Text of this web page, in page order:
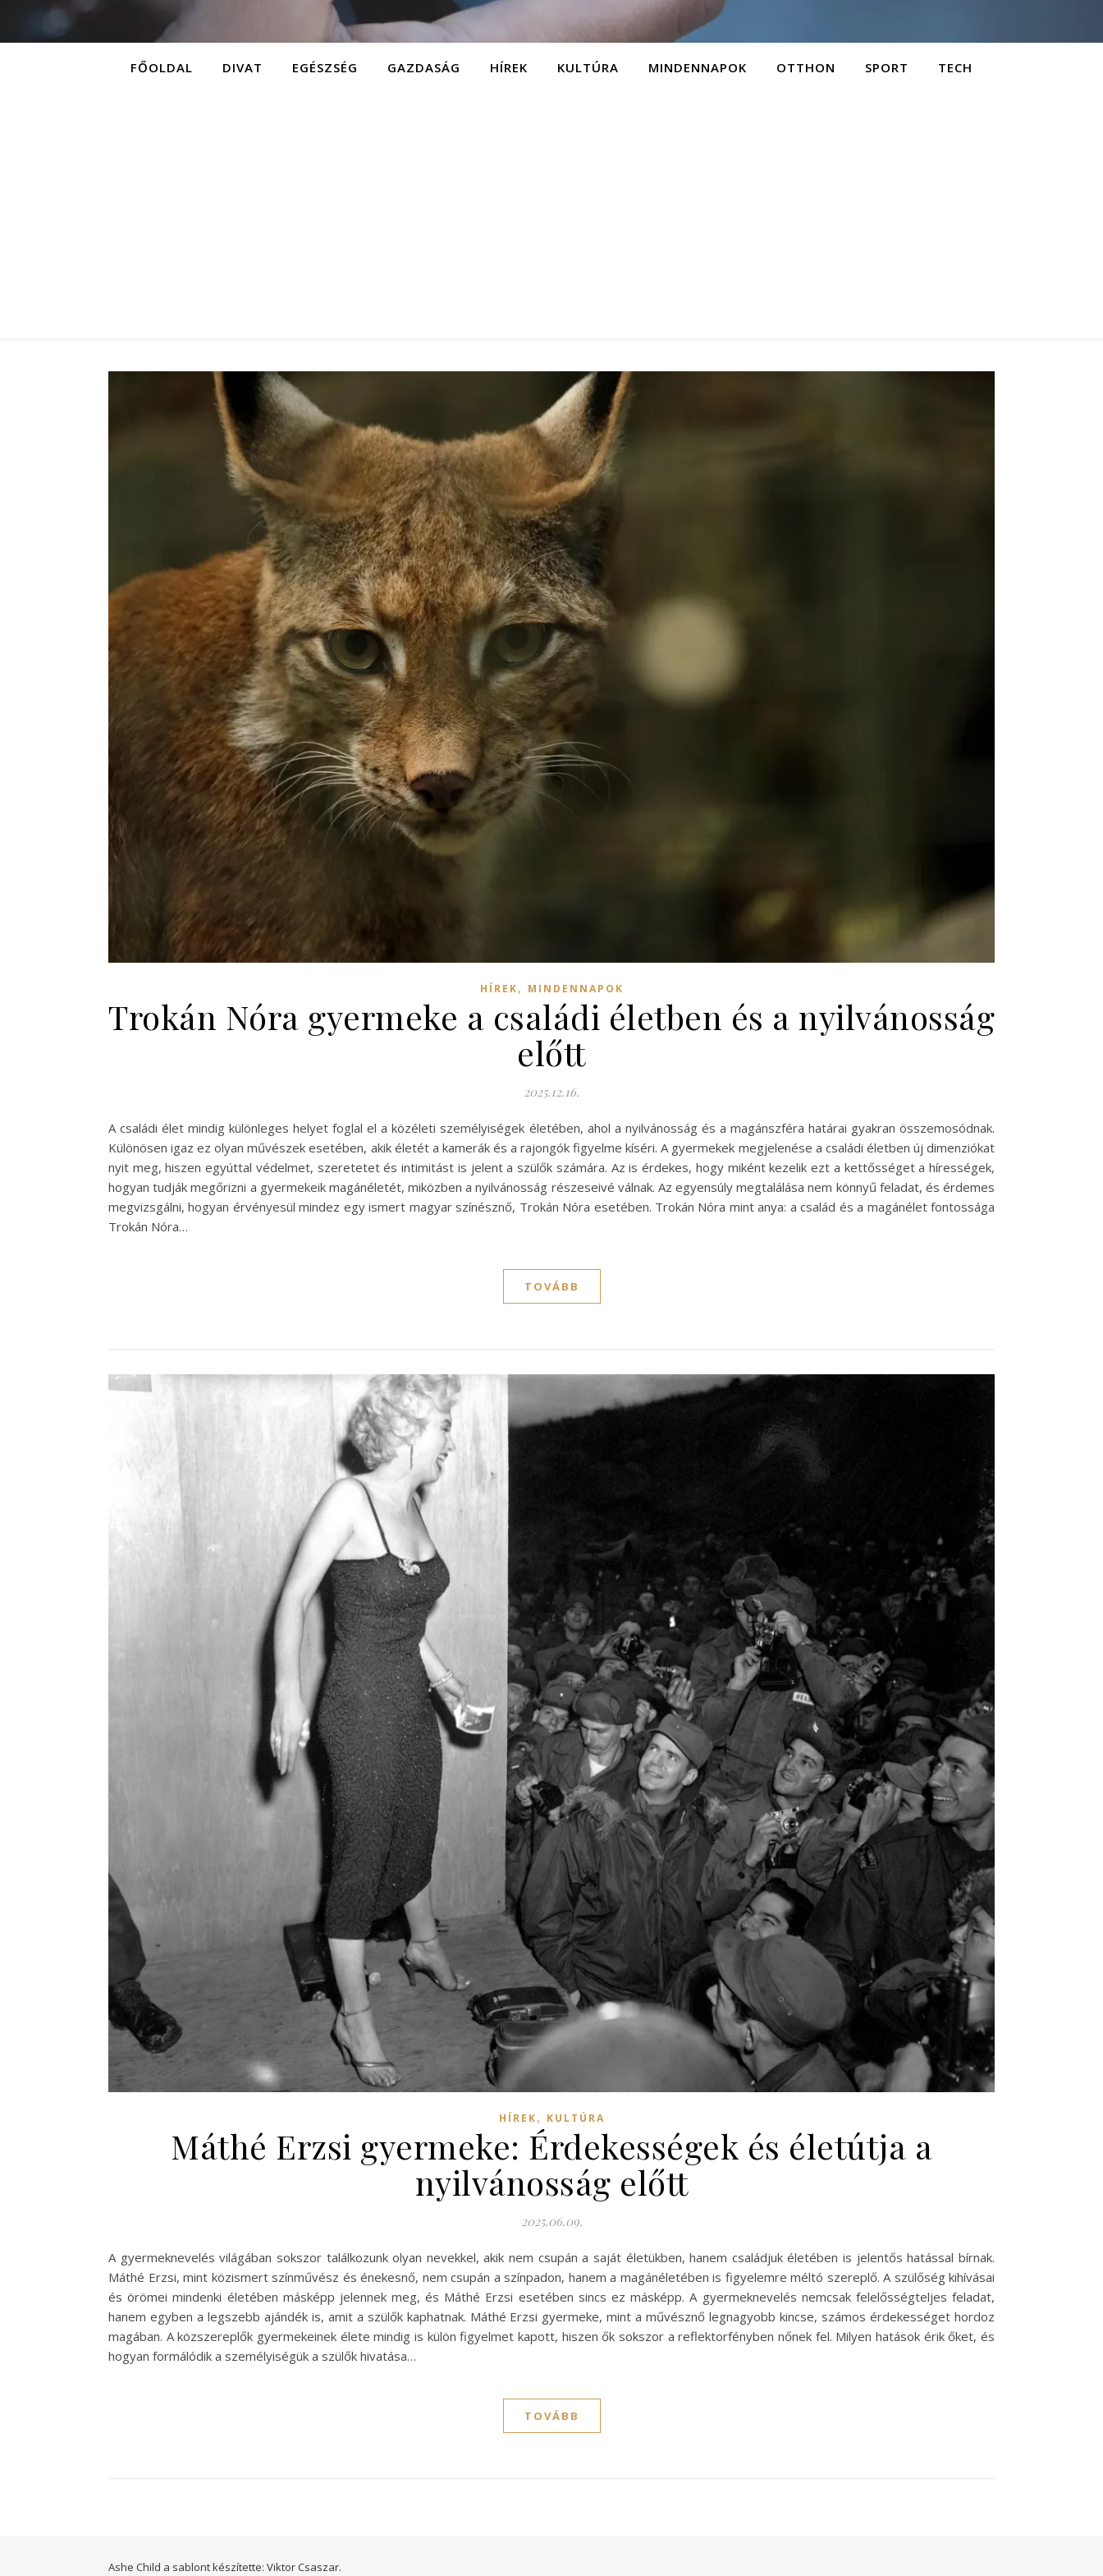
FŐOLDAL DIVAT EGÉSZSÉG GAZDASÁG HÍREK KULTÚRA MINDENNAPOK OTTHON SPORT TECH
HÍREK, MINDENNAPOK
Trokán Nóra gyermeke a családi életben és a nyilvánosság
előtt
2025.12.16.
A családi élet mindig különleges helyet foglal el a közéleti személyiségek életében, ahol a nyilvánosság és a magánszféra határai gyakran összemosódnak.
Különösen igaz ez olyan művészek esetében, akik életét a kamerák és a rajongók figyelme kíséri. A gyermekek megjelenése a családi életben új dimenziókat
nyit meg, hiszen egyúttal védelmet, szeretetet és intimitást is jelent a szülők számára. Az is érdekes, hogy miként kezelik ezt a kettősséget a hírességek,
hogyan tudják megőrizni a gyermekeik magánéletét, miközben a nyilvánosság részeseivé válnak. Az egyensúly megtalálása nem könnyű feladat, és érdemes
megvizsgálni, hogyan érvényesül mindez egy ismert magyar színésznő, Trokán Nóra esetében. Trokán Nóra mint anya: a család és a magánélet fontossága
Trokán Nóra…
TOVÁBB
HÍREK, KULTÚRA
Máthé Erzsi gyermeke: Érdekességek és életútja a
nyilvánosság előtt
2025.06.09.
A gyermeknevelés világában sokszor találkozunk olyan nevekkel, akik nem csupán a saját életükben, hanem családjuk életében is jelentős hatással bírnak.
Máthé Erzsi, mint közismert színművész és énekesnő, nem csupán a színpadon, hanem a magánéletében is figyelemre méltó szereplő. A szülőség kihívásai
és örömei mindenki életében másképp jelennek meg, és Máthé Erzsi esetében sincs ez másképp. A gyermeknevelés nemcsak felelősségteljes feladat,
hanem egyben a legszebb ajándék is, amit a szülők kaphatnak. Máthé Erzsi gyermeke, mint a művésznő legnagyobb kincse, számos érdekességet hordoz
magában. A közszereplők gyermekeinek élete mindig is külön figyelmet kapott, hiszen ők sokszor a reflektorfényben nőnek fel. Milyen hatások érik őket, és
hogyan formálódik a személyiségük a szülők hivatása…
TOVÁBB
Ashe Child a sablont készítette: Viktor Csaszar.